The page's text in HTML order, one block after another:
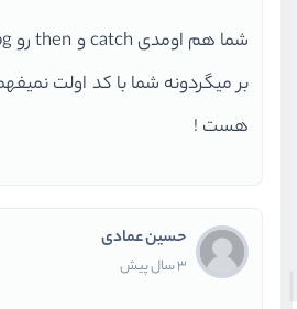
هست !
حسین عمادی
3 سال پیش